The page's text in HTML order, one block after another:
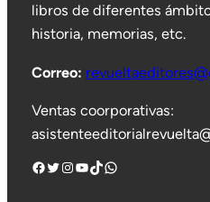
libros de diferentes
historia, memorias, etc.
Correo:
Ventas coorporativas:
Facebook Twitter InstagramYouTube TikTok WhatsApp